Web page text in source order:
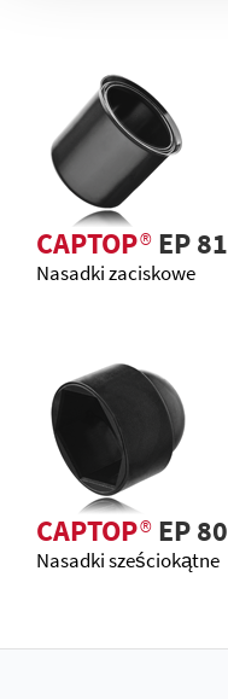
CAPTOP®EP
Nasadki zaciskowe
CAPTOP®EP
Nasadki sześciokątne